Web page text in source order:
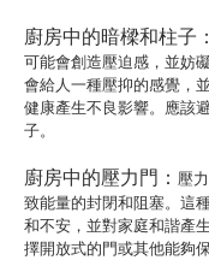
廚房中的暗樑和柱子：
可能會創造壓迫感，並妨
會給人一種壓抑的感覺，
健康產生不良影響。應該
子。
廚房中的壓力門： 壓
致能量的封閉和阻塞。這
和不安，並對家庭和諧產
擇開放式的門或其他能夠